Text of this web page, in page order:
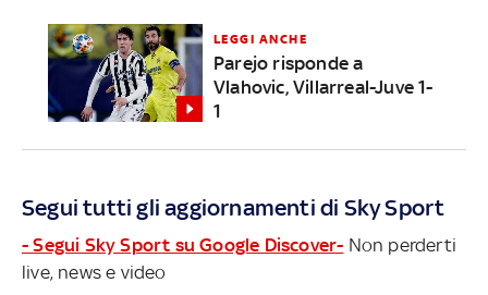
LEGGI ANCHE
Parejo risponde a
Vlahovic, Villarreal-Juve 1-
1
Segui tutti gli aggiornamenti di Sky Sport
- Segui Sky Sport su Google Discover- Non perderti
live, news e video